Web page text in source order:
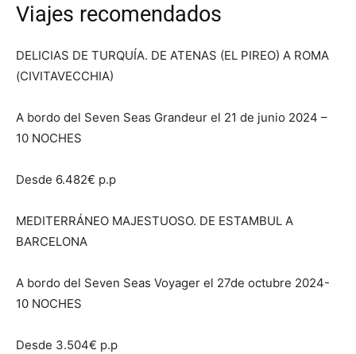
Viajes recomendados
DELICIAS DE TURQUÍA. DE ATENAS (EL PIREO) A ROMA
(CIVITAVECCHIA)
A bordo del Seven Seas Grandeur el 21 de junio 2024 –
10 NOCHES
Desde 6.482€ p.p
MEDITERRÁNEO MAJESTUOSO. DE ESTAMBUL A
BARCELONA
A bordo del Seven Seas Voyager el 27de octubre 2024-
10 NOCHES
Desde 3.504€ p.p